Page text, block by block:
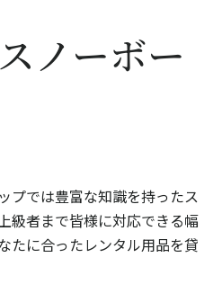
ノーボー
プでは豊富な知識を持ったス
級者まで皆様に対応できる幅
たに合ったレンタル用品を貸